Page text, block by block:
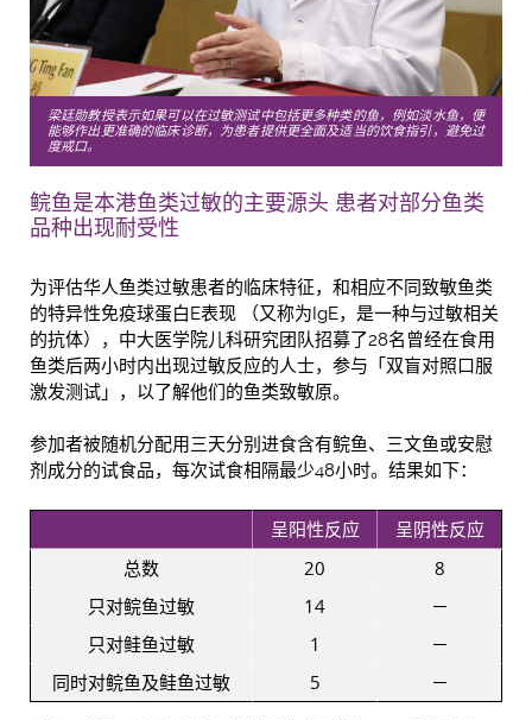
梁廷勋教授表示如果可以在过敏测试中包括更多种类的鱼，例如淡水鱼，便
能够作出更准确的临床诊断，为患者提供更全面及适当的饮食指引，避免过
度戒口。
鲩鱼是本港鱼类过敏的主要源头 患者对部分鱼类
品种出现耐受性
为评估华人鱼类过敏患者的临床特征，和相应不同致敏鱼类
的特异性免疫球蛋白E表现 （又称为IgE，是一种与过敏相关
的抗体），中大医学院儿科研究团队招募了28名曾经在食用
鱼类后两小时内出现过敏反应的人士，参与「双盲对照口服
激发测试」，以了解他们的鱼类致敏原。
参加者被随机分配用三天分别进食含有鲩鱼、三文鱼或安慰
剂成分的试食品，每次试食相隔最少48小时。结果如下：
呈阳性反应
呈阴性反应
总数
20
8
只对鲩鱼过敏
14
－
只对鲑鱼过敏
1
－
同时对鲩鱼及鲑鱼过敏
5 －